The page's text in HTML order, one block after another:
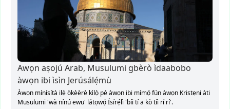
Awọn aṣojú Arab, Musulumi gbèrò ìdaabobo
àwọn ibi ìsìn Jerúsálẹ́mù
Àwọn mínísítà ilẹ̀ òkèèrè kìlọ̀ pé àwọn ibi mímọ́ fún àwọn Kristẹni àti
Musulumi 'wà nínú ewu' látọwọ́ Ísírẹ́lì 'bíi tí a kò tíì rí rí'.